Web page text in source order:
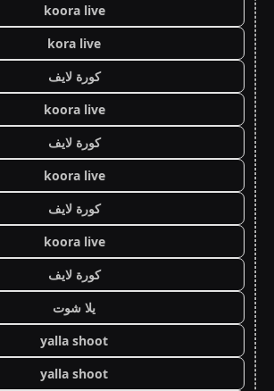
koora live
kora live
كورة لايف
koora live
كورة لايف
koora live
كورة لايف
koora live
كورة لايف
يلا شوت
yalla shoot
yalla shoot